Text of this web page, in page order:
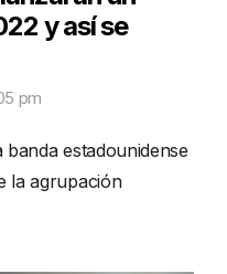
y así se
pm
estadounidense
la agrupación